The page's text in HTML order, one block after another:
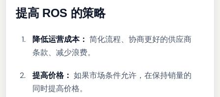
提高 ROS 的策略
降低运营成本： 简化流程、协商更好的供应商
条款、减少浪费。
提高价格： 如果市场条件允许，在保持销量的
同时提高价格。